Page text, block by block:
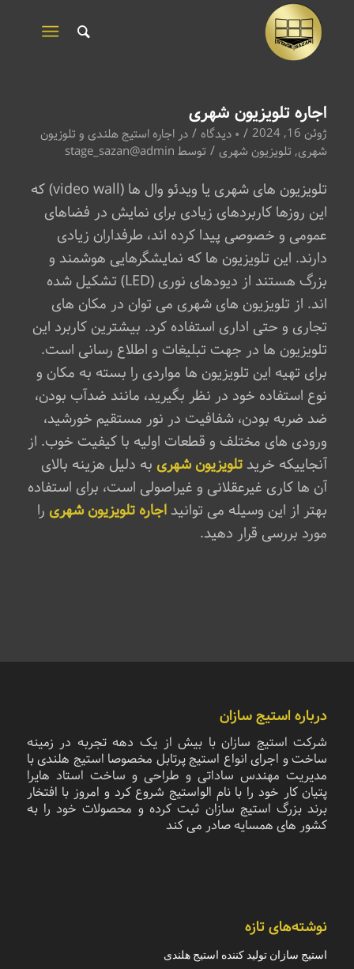
اجاره تلویزیون شهری
ژوئن 16, 2024 / ۰ دیدگاه / در اجاره استیج هلندی و تلوزیون
شهری, تلویزیون شهری / توسط stage_sazan@admin
تلویزیون های شهری یا ویدئو وال ها (video wall) که
این روزها کاربردهای زیادی برای نمایش در فضاهای
عمومی و خصوصی پیدا کرده اند، طرفداران زیادی
دارند. این تلویزیون ها که نمایشگرهایی هوشمند و
بزرگ هستند از دیودهای نوری (LED) تشکیل شده
اند. از تلویزیون های شهری می توان در مکان های
تجاری و حتی اداری استفاده کرد. بیشترین کاربرد این
تلویزیون ها در جهت تبلیغات و اطلاع رسانی است.
برای تهیه این تلویزیون ها مواردی را بسته به مکان و
نوع استفاده خود در نظر بگیرید، مانند ضدآب بودن،
ضد ضربه بودن، شفافیت در نور مستقیم خورشید،
ورودی های مختلف و قطعات اولیه با کیفیت خوب. از
آنجاییکه خرید تلویزیون شهری به دلیل هزینه بالای
آن ها کاری غیرعقلانی و غیراصولی است، برای استفاده
بهتر از این وسیله می توانید اجاره تلویزیون شهری را
مورد بررسی قرار دهید.
درباره استیج سازان
شرکت استیج سازان با بیش از یک دهه تجربه در زمینه
ساخت و اجرای انواع استیج پرتابل مخصوصا استیج هلندی با
مدیریت مهندس ساداتی و طراحی و ساخت استاد هایرا
پتیان کار خود را با نام الواستیج شروع کرد و امروز با افتخار
برند بزرگ استیج سازان ثبت کرده و محصولات خود را به
کشور های همسایه صادر می کند
نوشته‌های تازه
استیج سازان تولید کننده استیج هلندی